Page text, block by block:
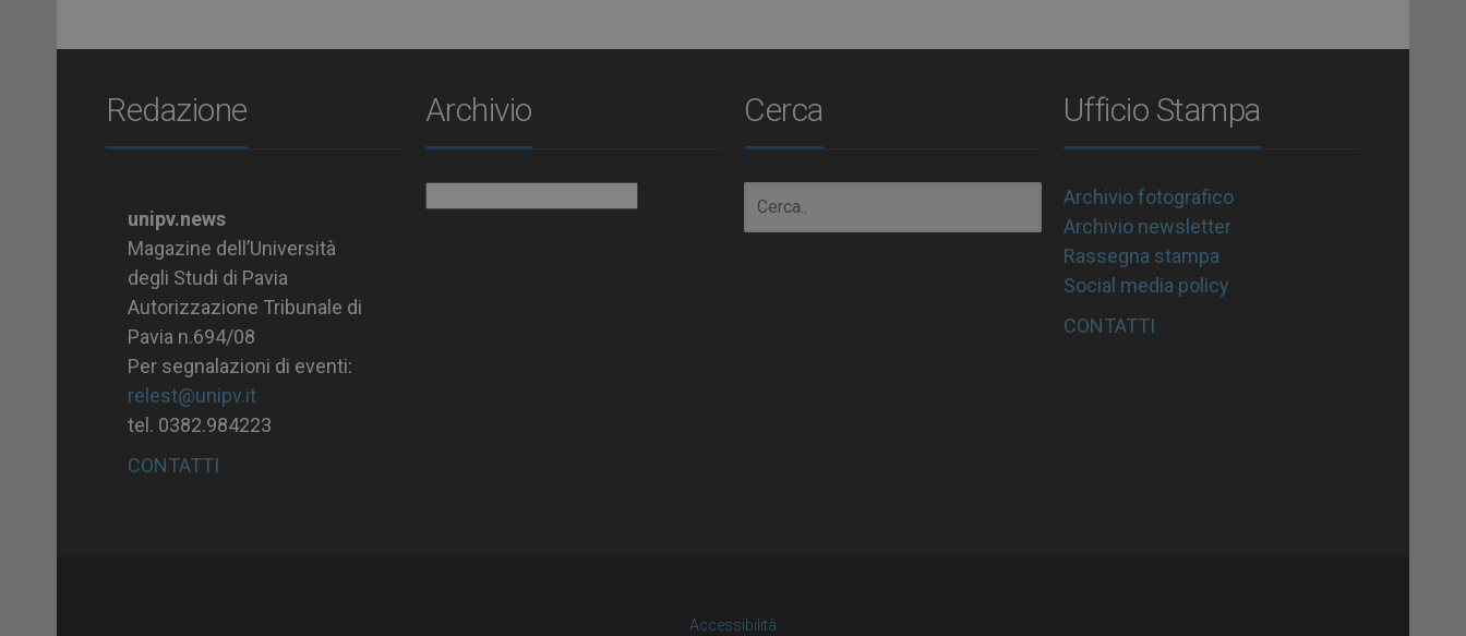
Redazione
unipv.news
Magazine dell’Università
degli Studi di Pavia
Autorizzazione Tribunale di
Pavia n.694/08
Per segnalazioni di eventi:
relest@unipv.it
tel. 0382.984223
CONTATTI
Archivio Cerca Ufficio Stampa
Archivio fotografico
Archivio newsletter
Rassegna stampa
Social media policy
CONTATTI
Accessibilità